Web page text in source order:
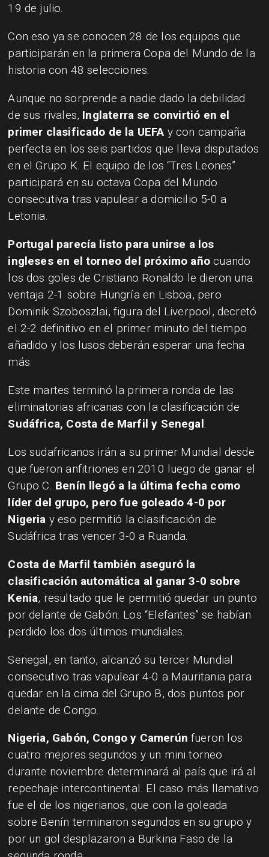
19 de julio.
Con eso ya se conocen 28 de los equipos que
participarán en la primera Copa del Mundo de la
historia con 48 selecciones.
Aunque no sorprende a nadie dado la debilidad
de sus rivales, Inglaterra se convirtió en el
primer clasificado de la UEFA y con campaña
perfecta en los seis partidos que lleva disputados
en el Grupo K. El equipo de los “Tres Leones”
participará en su octava Copa del Mundo
consecutiva tras vapulear a domicilio 5-0 a
Letonia.
Portugal parecía listo para unirse a los
ingleses en el torneo del próximo añocuando
los dos goles de Cristiano Ronaldo le dieron una
ventaja 2-1 sobre Hungría en Lisboa, pero
Dominik Szoboszlai, figura del Liverpool, decretó
el 2-2 definitivo en el primer minuto del tiempo
añadido y los lusos deberán esperar una fecha
más.
Este martes terminó la primera ronda de las
eliminatorias africanas con la clasificación de
Sudáfrica, Costa de Marfil y Senegal.
Los sudafricanos irán a su primer Mundial desde
que fueron anfitriones en 2010 luego de ganar el
Grupo C. Benín llegó a la última fecha como
líder del grupo, pero fue goleado 4-0 por
Nigeria y eso permitió la clasificación de
Sudáfrica tras vencer 3-0 a Ruanda.
Costa de Marfil también aseguró la
clasificación automática al ganar 3-0 sobre
Kenia, resultado que le permitió quedar un punto
por delante de Gabón. Los “Elefantes” se habían
perdido los dos últimos mundiales.
Senegal, en tanto, alcanzó su tercer Mundial
consecutivo tras vapulear 4-0 a Mauritania para
quedar en la cima del Grupo B, dos puntos por
delante de Congo.
Nigeria, Gabón, Congo y Camerún fueron los
cuatro mejores segundos y un mini torneo
durante noviembre determinará al país que irá al
repechaje intercontinental. El caso más llamativo
fue el de los nigerianos, que con la goleada
sobre Benín terminaron segundos en su grupo y
por un gol desplazaron a Burkina Faso de la